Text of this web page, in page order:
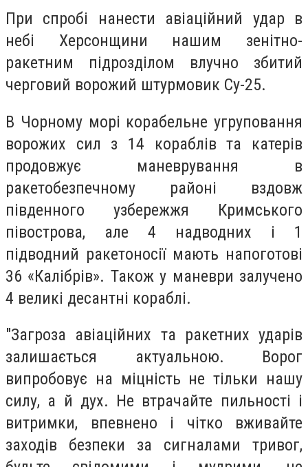
При спробі нанести авіаційний удар в
небі Херсонщини нашим зенітно-
ракетним підрозділом влучно збитий
черговий ворожий штурмовик Су-25.
В Чорному морі корабельне угруповання
ворожих сил з 14 кораблів та катерів
продовжує маневрування в
ракетобезпечному районі вздовж
південного узбережжя Кримського
півострова, але 4 надводних і 1
підводний ракетоносії мають напоготові
36 «Калібрів». Також у маневри залучено
4 великі десантні кораблі.
"Загроза авіаційних та ракетних ударів
залишається актуальною. Ворог
випробовує на міцність не тільки нашу
силу, а й дух. Не втрачайте пильності і
витримки, впевнено і чітко вживайте
заходів безпеки за сигналами тривог,